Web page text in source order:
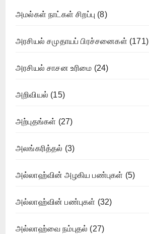
அமல்கள் நாட்கள் சிறப்பு (8)
அரசியல் சமுதாயப் பிரச்சனைகள் (171)
அரசியல் சாசன உரிமை (24)
அறிவியல் (15)
அற்புதங்கள் (27)
அலங்கரித்தல் (3)
அல்லாஹ்வின் அழகிய பண்புகள் (5)
அல்லாஹ்வின் பண்புகள் (32)
அல்லாஹ்வை நம்புதல் (27)